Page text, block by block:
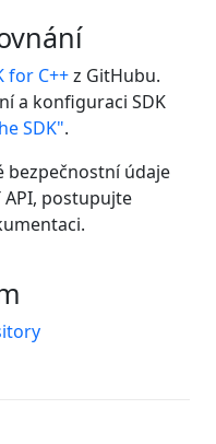
for C++z GitHubu.
a konfiguraci SDK
SDK".
bezpečnostní údaje
API, postupujte